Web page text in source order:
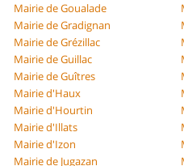
Mairie de Goualade
Mairie de Gradignan
Mairie de Grézillac
Mairie de Guillac
Mairie de Guîtres
Mairie d'Haux
Mairie d'Hourtin
Mairie d'Illats
Mairie d'Izon
Mairie de Jugazan